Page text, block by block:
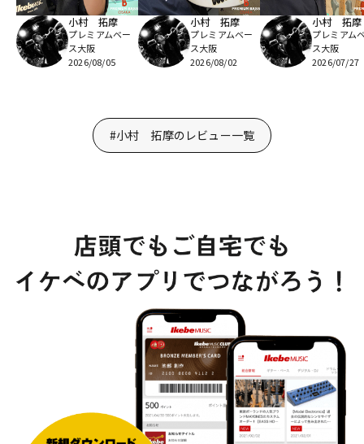
小村 拓摩
プレミアムベー
ス大阪
2026/08/05
小村 拓摩
プレミアムベー
ス大阪
2026/08/02
小村 拓摩
プレミアム
ス大阪
2026/07/27
#小村 拓摩のレビュー一覧